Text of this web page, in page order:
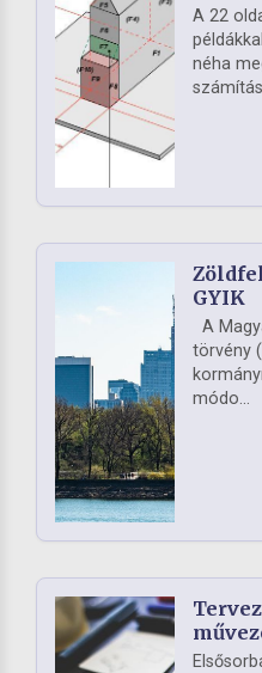
A 22
néha
GYIK
A
törvény
módo...